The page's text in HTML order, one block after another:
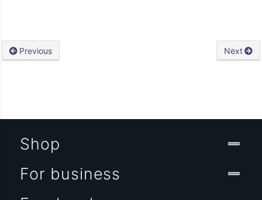
Previous Next
Shop
For business